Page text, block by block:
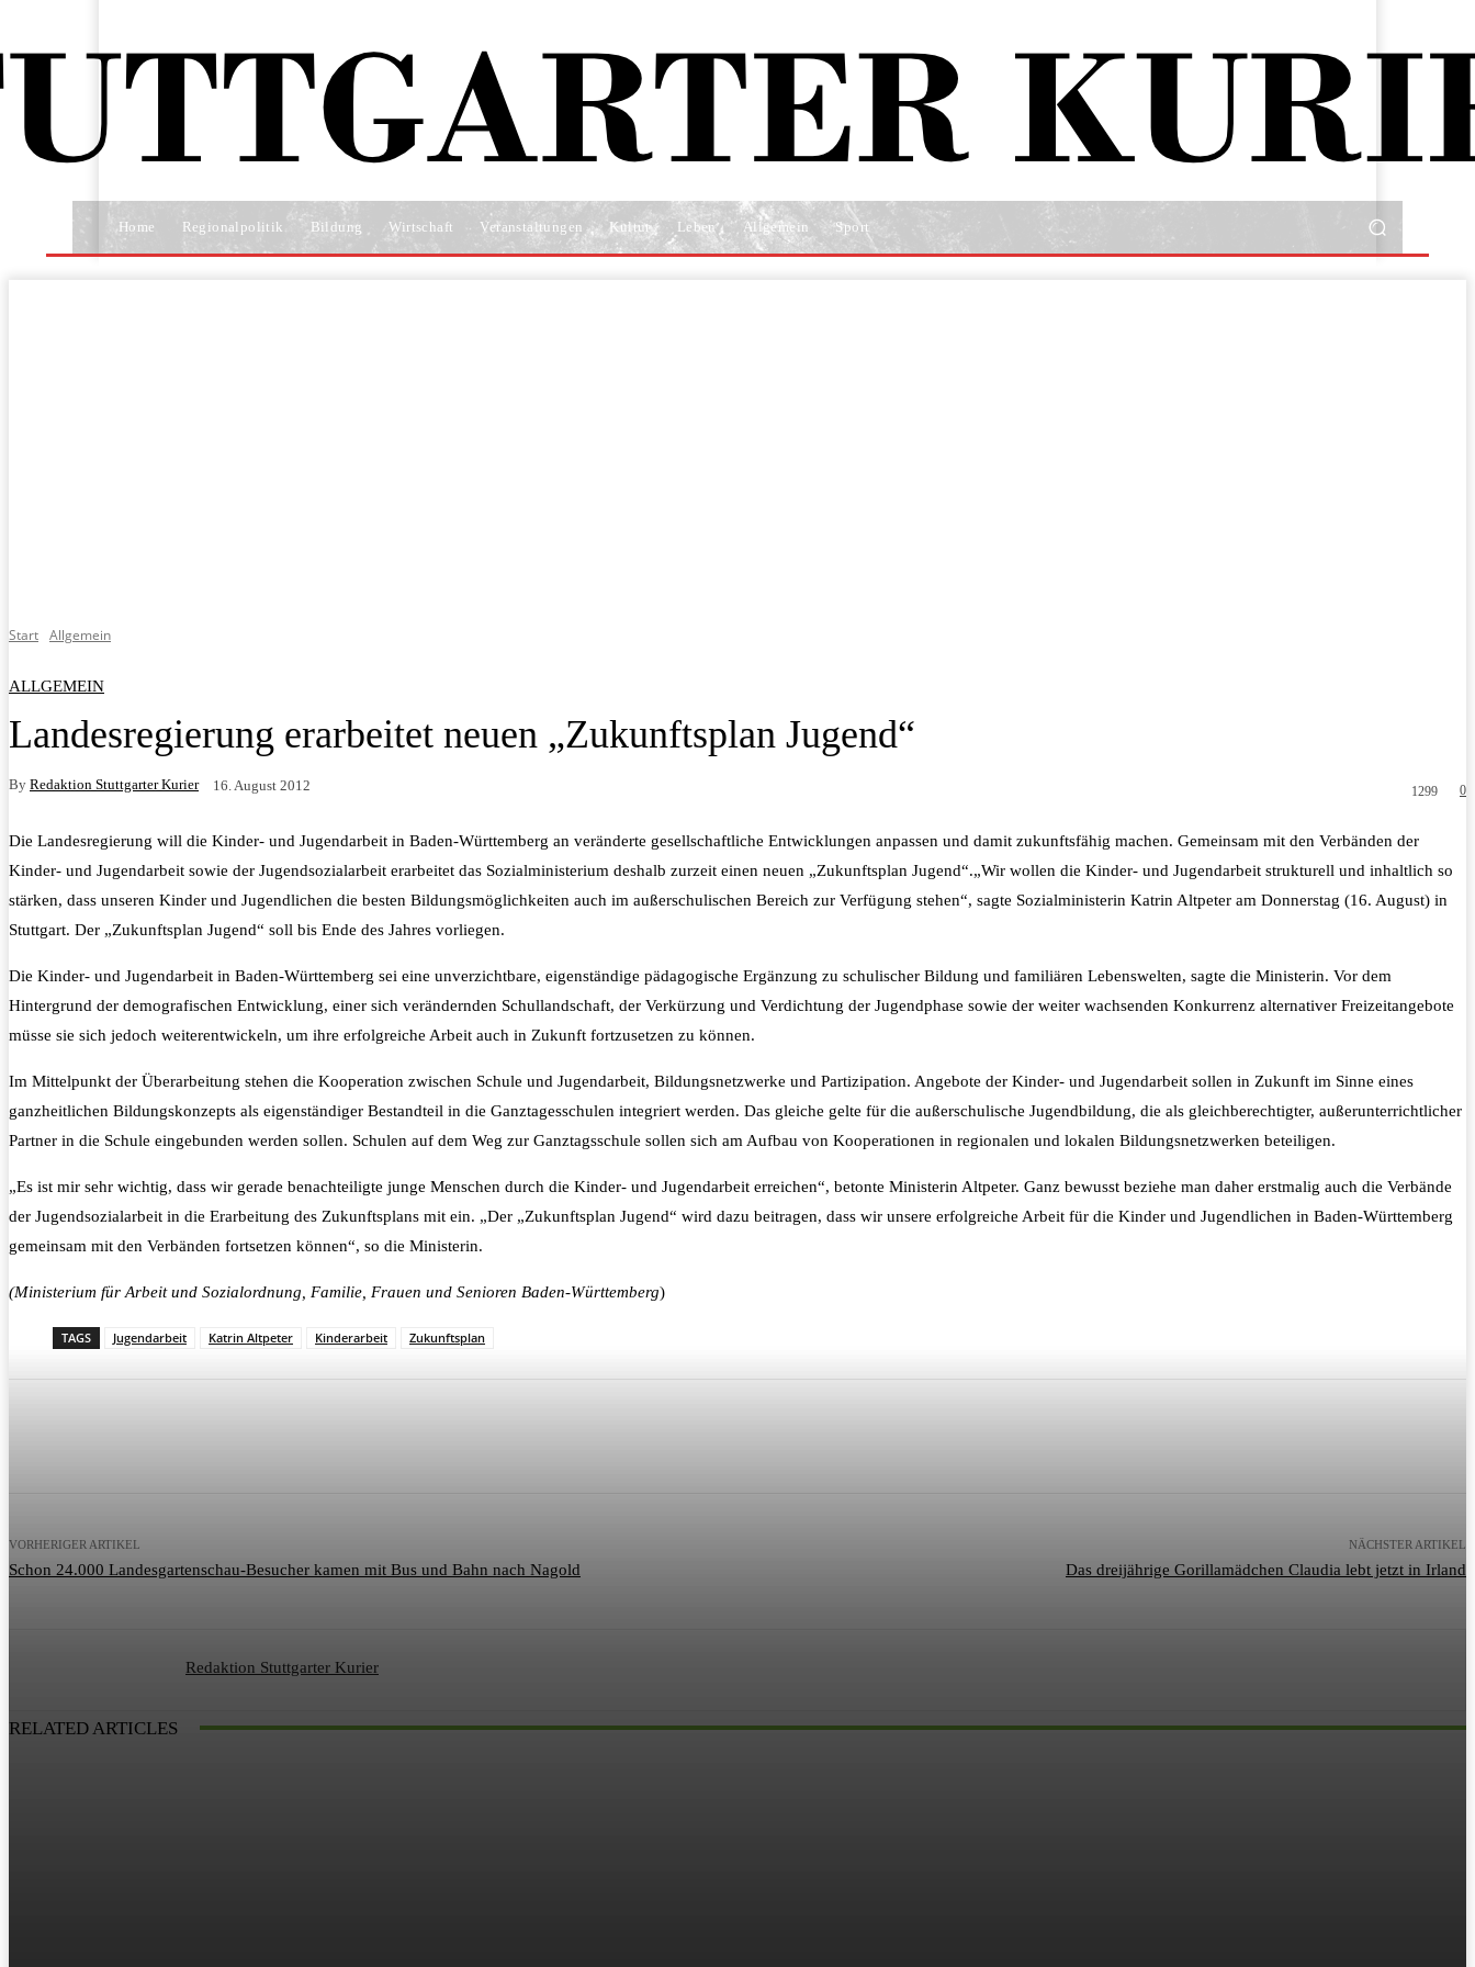
Home Regionalpolitik Bildung Wirtschaft Veranstaltungen Kultur Leben Allgemein Sport
Start Allgemein
ALLGEMEIN
Landesregierung erarbeitet neuen „Zukunftsplan Jugend“
By Redaktion Stuttgarter Kurier 16. August 2012 0
1299
Die Landesregierung will die Kinder- und Jugendarbeit in Baden-Württemberg an veränderte gesellschaftliche Entwicklungen anpassen und damit zukunftsfähig machen. Gemeinsam mit den Verbänden der
Kinder- und Jugendarbeit sowie der Jugendsozialarbeit erarbeitet das Sozialministerium deshalb zurzeit einen neuen „Zukunftsplan Jugend“.„Wir wollen die Kinder- und Jugendarbeit strukturell und inhaltlich so
stärken, dass unseren Kinder und Jugendlichen die besten Bildungsmöglichkeiten auch im außerschulischen Bereich zur Verfügung stehen“, sagte Sozialministerin Katrin Altpeter am Donnerstag (16. August) in
Stuttgart. Der „Zukunftsplan Jugend“ soll bis Ende des Jahres vorliegen.
Die Kinder- und Jugendarbeit in Baden-Württemberg sei eine unverzichtbare, eigenständige pädagogische Ergänzung zu schulischer Bildung und familiären Lebenswelten, sagte die Ministerin. Vor dem
Hintergrund der demografischen Entwicklung, einer sich verändernden Schullandschaft, der Verkürzung und Verdichtung der Jugendphase sowie der weiter wachsenden Konkurrenz alternativer Freizeitangebote
müsse sie sich jedoch weiterentwickeln, um ihre erfolgreiche Arbeit auch in Zukunft fortzusetzen zu können.
Im Mittelpunkt der Überarbeitung stehen die Kooperation zwischen Schule und Jugendarbeit, Bildungsnetzwerke und Partizipation. Angebote der Kinder- und Jugendarbeit sollen in Zukunft im Sinne eines
ganzheitlichen Bildungskonzepts als eigenständiger Bestandteil in die Ganztagesschulen integriert werden. Das gleiche gelte für die außerschulische Jugendbildung, die als gleichberechtigter, außerunterrichtlicher
Partner in die Schule eingebunden werden sollen. Schulen auf dem Weg zur Ganztagsschule sollen sich am Aufbau von Kooperationen in regionalen und lokalen Bildungsnetzwerken beteiligen.
„Es ist mir sehr wichtig, dass wir gerade benachteiligte junge Menschen durch die Kinder- und Jugendarbeit erreichen“, betonte Ministerin Altpeter. Ganz bewusst beziehe man daher erstmalig auch die Verbände
der Jugendsozialarbeit in die Erarbeitung des Zukunftsplans mit ein. „Der „Zukunftsplan Jugend“ wird dazu beitragen, dass wir unsere erfolgreiche Arbeit für die Kinder und Jugendlichen in Baden-Württemberg
gemeinsam mit den Verbänden fortsetzen können“, so die Ministerin.
(Ministerium für Arbeit und Sozialordnung, Familie, Frauen und Senioren Baden-Württemberg)
TAGS Jugendarbeit Katrin Altpeter Kinderarbeit Zukunftsplan
VORHERIGER ARTIKEL
Schon 24.000 Landesgartenschau-Besucher kamen mit Bus und Bahn nach Nagold
NÄCHSTER ARTIKEL
Das dreijährige Gorillamädchen Claudia lebt jetzt in Irland
Redaktion Stuttgarter Kurier
RELATED ARTICLES